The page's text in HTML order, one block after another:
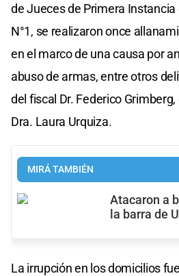
de Jueces de Primera
N°1, se realizaron once
en el marco de una causa por
abuso de armas, entre otros
del fiscal Dr. Federico
Dra. Laura Urquiza.
MIRÁ TAMBIÉN
Atacaron a
la barra de
La irrupción en los domicilios